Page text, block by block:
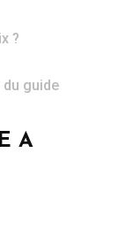
?
guide
A